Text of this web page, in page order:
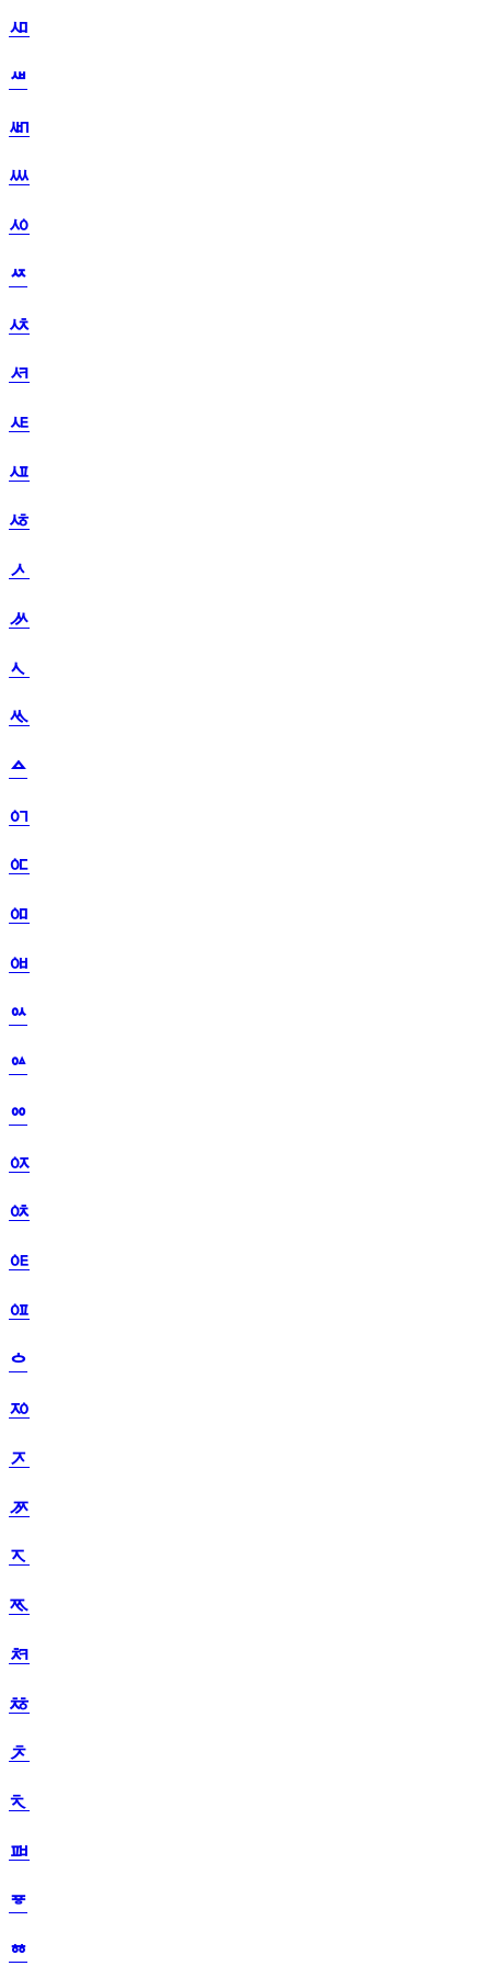
ᄱ
ᄲ
ᄳ
ᄴ
ᄵ
ᄶ
ᄷ
ᄸ
ᄹ
ᄺ
ᄻ
ᄼ
ᄽ
ᄾ
ᄿ
ᅀ
ᅁ
ᅂ
ᅃ
ᅄ
ᅅ
ᅆ
ᅇ
ᅈ
ᅉ
ᅊ
ᅋ
ᅌ
ᅍ
ᅎ
ᅏ
ᅐ
ᅑ
ᅒ
ᅓ
ᅔ
ᅕ
ᅖ
ᅗ
ᅘ